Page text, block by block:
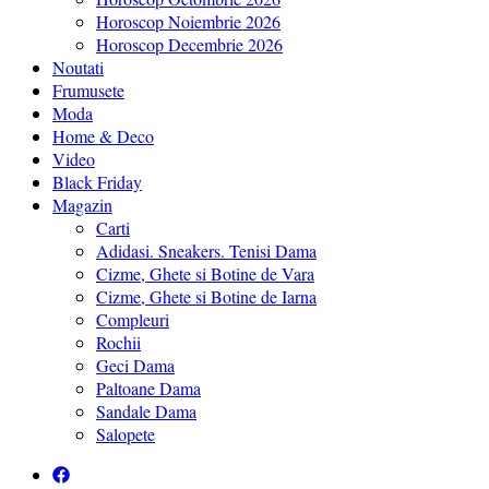
Horoscop Noiembrie 2026
Horoscop Decembrie 2026
Noutati
Frumusete
Moda
Home & Deco
Video
Black Friday
Magazin
Carti
Adidasi. Sneakers. Tenisi Dama
Cizme, Ghete si Botine de Vara
Cizme, Ghete si Botine de Iarna
Compleuri
Rochii
Geci Dama
Paltoane Dama
Sandale Dama
Salopete